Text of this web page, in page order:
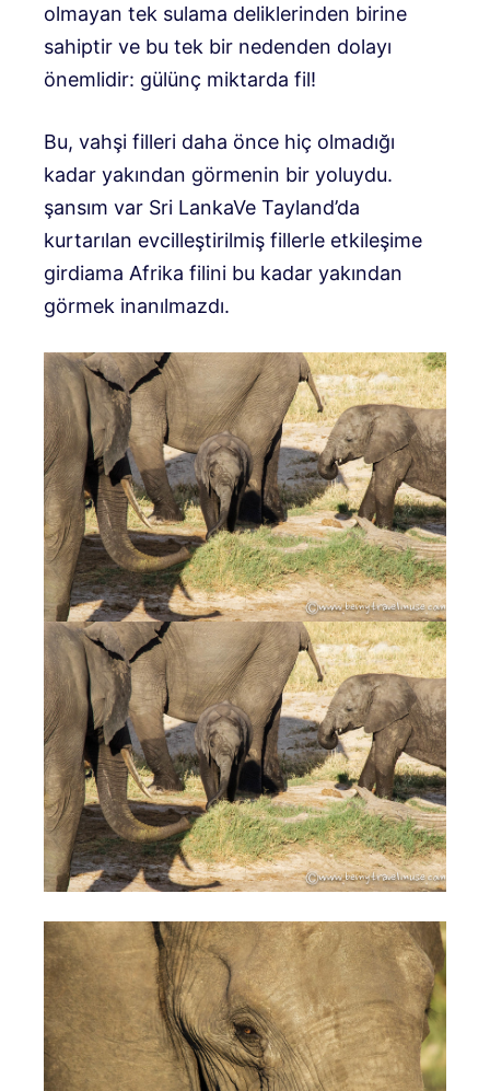
olmayan tek sulama deliklerinden birine
sahiptir ve bu tek bir nedenden dolayı
önemlidir: gülünç miktarda fil!
Bu, vahşi filleri daha önce hiç olmadığı
kadar yakından görmenin bir yoluydu.
şansım var Sri LankaVe Tayland’da
kurtarılan evcilleştirilmiş fillerle etkileşime
girdiama Afrika filini bu kadar yakından
görmek inanılmazdı.